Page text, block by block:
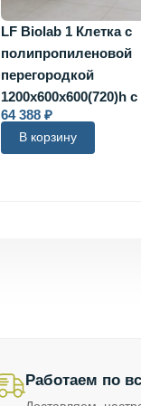
LF Biolab 1 Клетка с
полипропиленовой
перегородкой
1200х600х600(720)h
64 388 ₽
В корзину
Работаем по